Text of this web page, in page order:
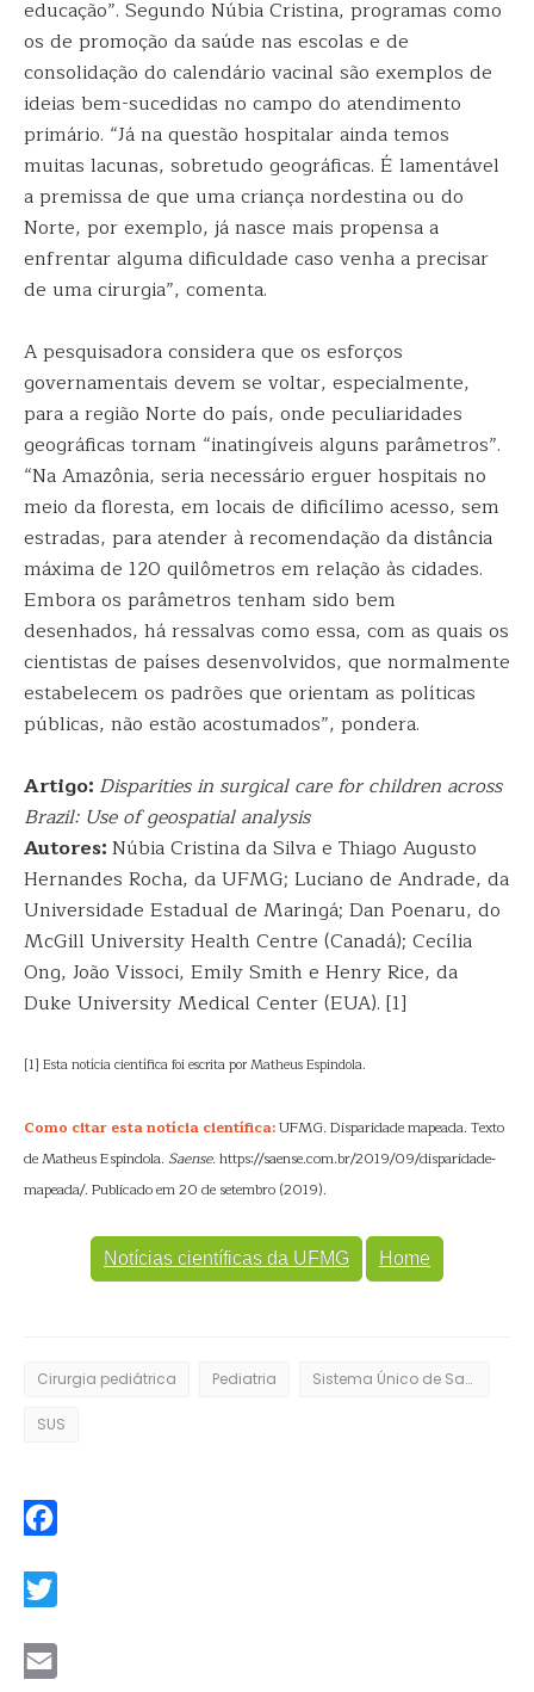
educação”. Segundo Núbia Cristina, programas como
os de promoção da saúde nas escolas e de
consolidação do calendário vacinal são exemplos de
ideias bem-sucedidas no campo do atendimento
primário. “Já na questão hospitalar ainda temos
muitas lacunas, sobretudo geográficas. É lamentável
a premissa de que uma criança nordestina ou do
Norte, por exemplo, já nasce mais propensa a
enfrentar alguma dificuldade caso venha a precisar
de uma cirurgia”, comenta.
A pesquisadora considera que os esforços
governamentais devem se voltar, especialmente,
para a região Norte do país, onde peculiaridades
geográficas tornam “inatingíveis alguns parâmetros”.
“Na Amazônia, seria necessário erguer hospitais no
meio da floresta, em locais de dificílimo acesso, sem
estradas, para atender à recomendação da distância
máxima de 120 quilômetros em relação às cidades.
Embora os parâmetros tenham sido bem
desenhados, há ressalvas como essa, com as quais os
cientistas de países desenvolvidos, que normalmente
estabelecem os padrões que orientam as políticas
públicas, não estão acostumados”, pondera.
Artigo: Disparities in surgical care for children across
Brazil: Use of geospatial analysis
Autores:Núbia Cristina da Silva e Thiago Augusto
Hernandes Rocha, da UFMG; Luciano de Andrade, da
Universidade Estadual de Maringá; Dan Poenaru, do
McGill University Health Centre (Canadá); Cecília
Ong, João Vissoci, Emily Smith e Henry Rice, da
Duke University Medical Center (EUA). [1]
[1] Esta notícia científica foi escrita por Matheus Espindola.
Como citar esta notícia científica:UFMG. Disparidade mapeada. Texto
de Matheus Espindola. Saense. https://saense.com.br/2019/09/disparidade-
mapeada/. Publicado em 20 de setembro (2019).
Notícias científicas da UFMG Home
Cirurgia pediátrica Pediatria Sistema Único de Saúde
SUS